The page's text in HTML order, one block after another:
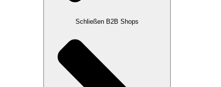
Schließen B2B Shops